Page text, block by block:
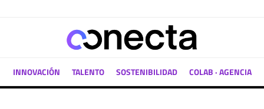
INNOVACIÓN TALENTO SOSTENIBILIDAD COLAB · AGENCIA